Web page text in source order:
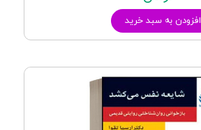
افزودن به سبد خرید